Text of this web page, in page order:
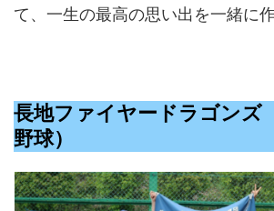
て、一生の最高の思い出を一緒に
長地ファイヤードラゴンズ
野球）